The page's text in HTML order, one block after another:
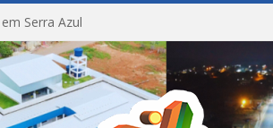
Serra Azul